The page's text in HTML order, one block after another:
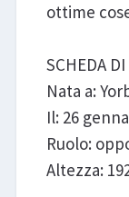
ottime
SCHEDA
Nata a:
Il: 26
Ruolo:
Altezza: